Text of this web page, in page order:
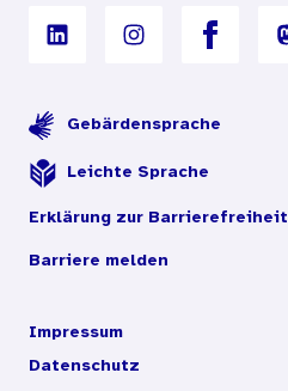
Gebärdensprache
Leichte Sprache
Erklärung zur Barrierefreiheit
Barriere melden
Impressum
Datenschutz